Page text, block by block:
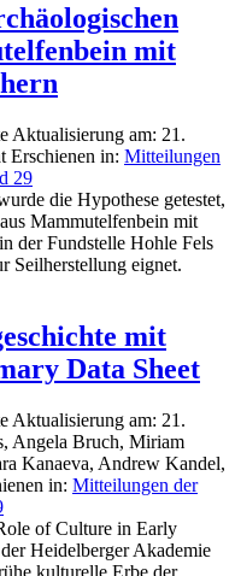
mit
Aktualisierung am: 21.
Erschienen in: Mitteilungen
29
die Hypothese getestet,
Mammutelfenbein mit
der Fundstelle Hohle Fels
Seilherstellung eignet.
mit
Data Sheet
Aktualisierung am: 21.
Angela Bruch, Miriam
Kanaeva, Andrew Kandel,
in: Mitteilungen der
of Culture in Early
Heidelberger Akademie